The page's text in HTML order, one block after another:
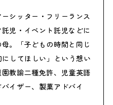
シッター・フリーランス
児・イベント託児などに
。「子どもの時間と同じ
してほしい」という想い
教諭二種免許、児童英語
イザー、製菓アドバイ